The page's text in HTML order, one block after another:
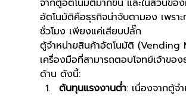
จากตู้อัตโนมัติมากขึ้น และในส่วนขอ
อัตโนมัติคือธุรกิจน่าจับตามอง เพราะ
ชั่วโมง เพียงแค่เสียบปลั๊ก
ตู้จำหน่ายสินค้าอัตโนมัติ (Vending
เครื่องมือที่สามารถตอบโจทย์เจ้าขอ
ด้าน ดังนี้:
ต้นทุนแรงงานต่ำ: เนื่องจากตู้จ